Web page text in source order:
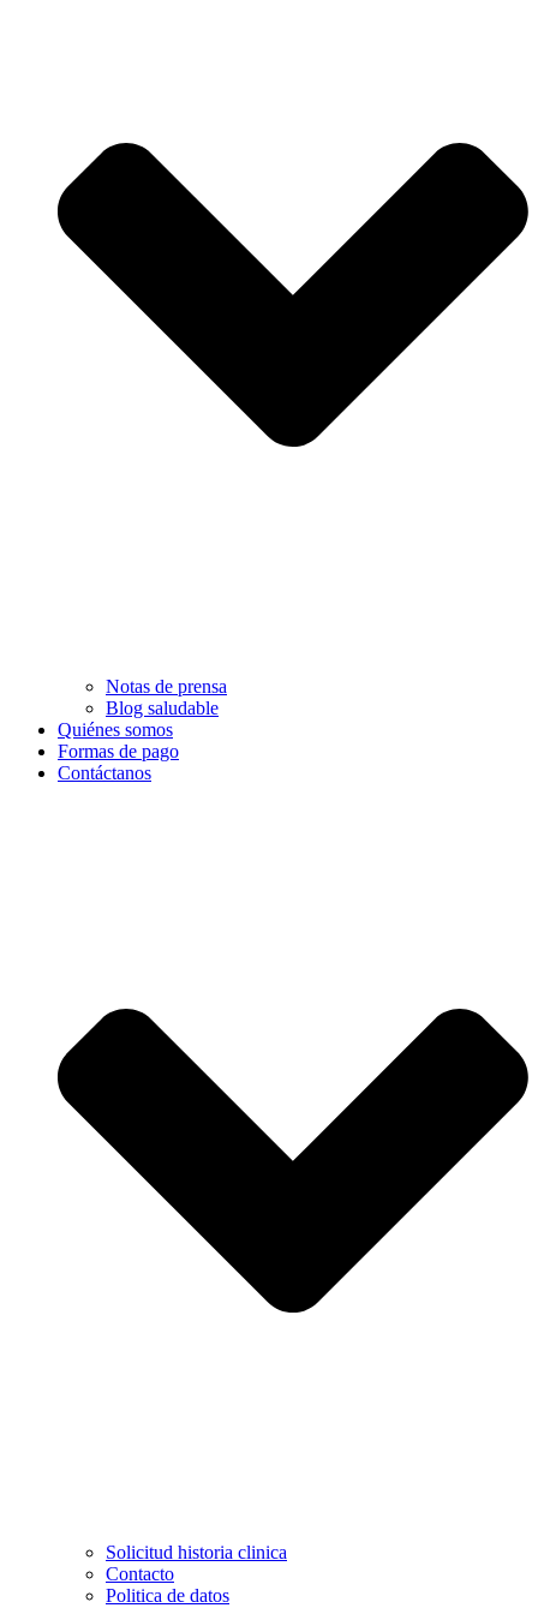
Notas de prensa
Blog saludable
Quiénes somos
Formas de pago
Contáctanos
Solicitud historia clinica
Contacto
Politica de datos